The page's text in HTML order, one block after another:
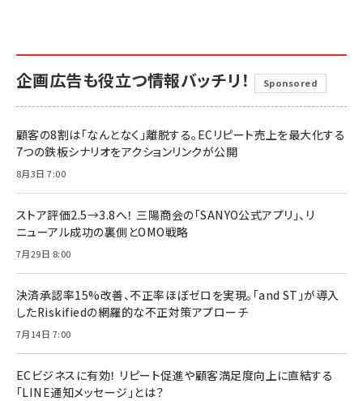
企画広告も役立つ情報バッチリ！ Sponsored
顧客の8割は「なんとなく」離脱する。ECリピート売上を最大化する
7つの鉄板シナリオをアクションリンクが公開
8月3日 7:00
ストア評価2.5→3.8へ！ 三陽商会の「SANYO公式アプリ」、リ
ニューアル成功の裏側とOMO戦略
7月29日 8:00
決済承認率15%改善、不正率ほぼゼロを実現。「and ST」が導入
したRiskifiedの網羅的な不正対策アプローチ
7月14日 7:00
ECビジネスに有効！ リピート促進や顧客満足度向上に直結する
「LINE通知メッセージ」とは？